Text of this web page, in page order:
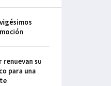
renuevan su
para una